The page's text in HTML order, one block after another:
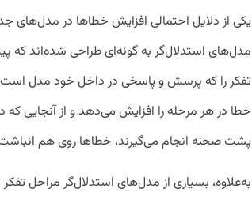
یکی از دلایل احتمالی افزایش خطاها در مدل‌های
مدل‌های استدلال‌گر به گونه‌ای طراحی شده‌اند که
تفکر را که پرسش و پاسخی در داخل خود مدل
خطا در هر مرحله را افزایش می‌دهد و از آنجایی
پشت صحنه انجام می‌گیرند، خطاها روی هم
به‌علاوه، بسیاری از مدل‌های استدلال‌گر مراحل